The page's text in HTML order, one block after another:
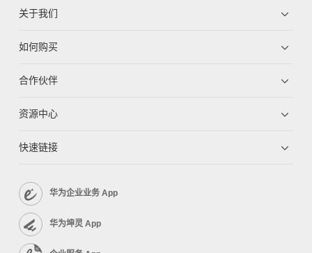
关于我们
如何购买
合作伙伴
资源中心
快速链接
华为企业业务 App
华为坤灵 App